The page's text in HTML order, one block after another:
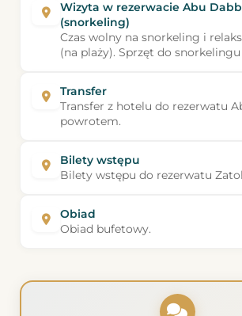
Wizyta w rezerwacie Abu
(snorkeling)
Czas wolny na snorkeling i
(na plaży). Sprzęt do
Transfer
Transfer z hotelu do rezerwatu
powrotem.
Bilety wstępu
Bilety wstępu do rezerwatu
Obiad
Obiad bufetowy.